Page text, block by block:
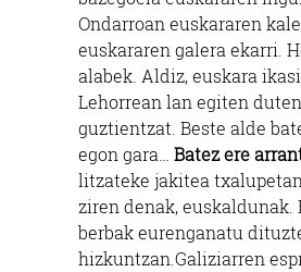
Ondarroan euskararen
euskararen galera ekarri.
alabek. Aldiz, euskara
Lehorrean lan egiten
guztientzat. Beste alde
egon gara… Batez ere
litzateke jakitea
ziren denak,
berbak eurenganatu
hizkuntzan.Galiziarren